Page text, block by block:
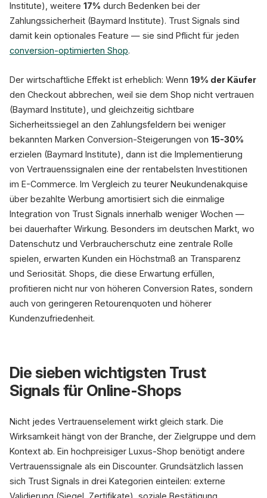
Institute), weitere 17% durch Bedenken bei der
Zahlungssicherheit (Baymard Institute). Trust Signals sind
damit kein optionales Feature — sie sind Pflicht für jeden
conversion-optimierten Shop.
Der wirtschaftliche Effekt ist erheblich: Wenn 19% der Käufer
den Checkout abbrechen, weil sie dem Shop nicht vertrauen
(Baymard Institute), und gleichzeitig sichtbare
Sicherheitssiegel an den Zahlungsfeldern bei weniger
bekannten Marken Conversion-Steigerungen von 15-30%
erzielen (Baymard Institute), dann ist die Implementierung
von Vertrauenssignalen eine der rentabelsten Investitionen
im E-Commerce. Im Vergleich zu teurer Neukundenakquise
über bezahlte Werbung amortisiert sich die einmalige
Integration von Trust Signals innerhalb weniger Wochen —
bei dauerhafter Wirkung. Besonders im deutschen Markt, wo
Datenschutz und Verbraucherschutz eine zentrale Rolle
spielen, erwarten Kunden ein Höchstmaß an Transparenz
und Seriosität. Shops, die diese Erwartung erfüllen,
profitieren nicht nur von höheren Conversion Rates, sondern
auch von geringeren Retourenquoten und höherer
Kundenzufriedenheit.
Die sieben wichtigsten Trust
Signals für Online-Shops
Nicht jedes Vertrauenselement wirkt gleich stark. Die
Wirksamkeit hängt von der Branche, der Zielgruppe und dem
Kontext ab. Ein hochpreisiger Luxus-Shop benötigt andere
Vertrauenssignale als ein Discounter. Grundsätzlich lassen
sich Trust Signals in drei Kategorien einteilen: externe
Validierung (Siegel, Zertifikate), soziale Bestätigung